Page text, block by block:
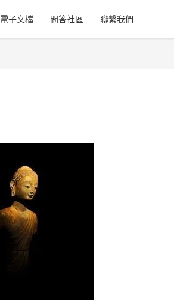
電子文檔 問答社區 聯繫我們